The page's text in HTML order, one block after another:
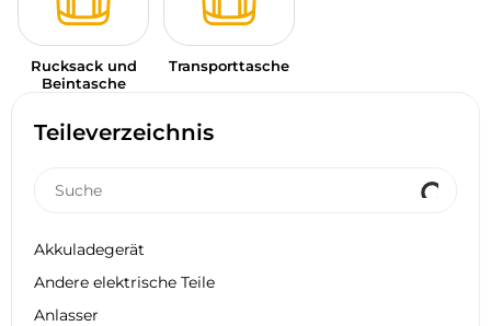
Teileverzeichnis
Akkuladegerät
Andere elektrische Teile
Anlasser
Rucksack und
Beintasche
Transporttasche